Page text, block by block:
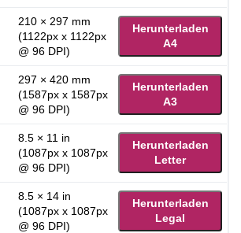
210 × 297 mm
(1122px x 1122px
@ 96 DPI)
Herunterladen
A4
297 × 420 mm
(1587px x 1587px
@ 96 DPI)
Herunterladen
A3
8.5 × 11 in
(1087px x 1087px
@ 96 DPI)
Herunterladen
Letter
8.5 × 14 in
(1087px x 1087px
@ 96 DPI)
Herunterladen
Legal